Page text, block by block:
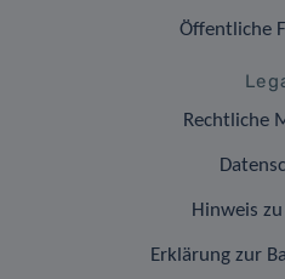
Öffentliche
Rechtliche
Hinweis
Erklärung zur